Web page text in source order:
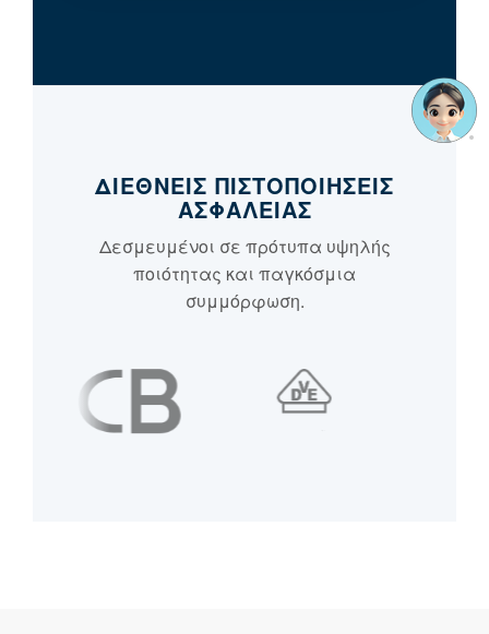
ΔΙΕΘΝΕΊΣ ΠΙΣΤΟΠΟΙΉΣΕΙΣ
ΑΣΦΆΛΕΙΑΣ
Δεσμευμένοι σε πρότυπα υψηλής
ποιότητας και παγκόσμια
συμμόρφωση.